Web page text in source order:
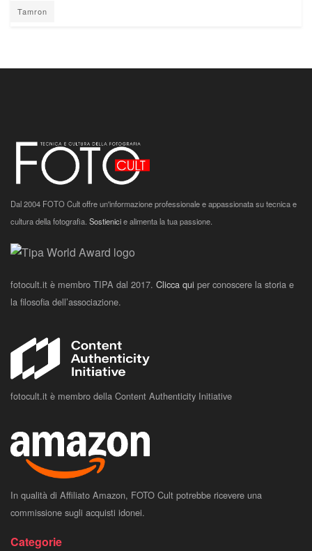
Tamron
Dal 2004 FOTO Cult offre un'informazione professionale e appassionata su tecnica e
cultura della fotografia. Sostienicie alimenta la tua passione.
fotocult.it è membro TIPA dal 2017. Clicca qui per conoscere la storia e
la filosofia dell’associazione.
fotocult.it è membro della Content Authenticity Initiative
In qualità di Affiliato Amazon, FOTO Cult potrebbe ricevere una
commissione sugli acquisti idonei.
Categorie